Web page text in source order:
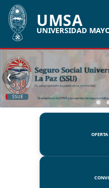
UMSA
UNIVERSIDAD
SSUE
❮